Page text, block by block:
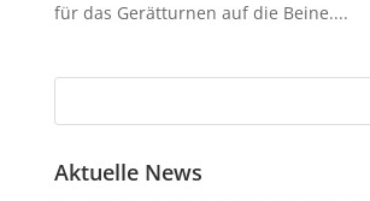
für das Gerätturnen auf die Beine....
Aktuelle News